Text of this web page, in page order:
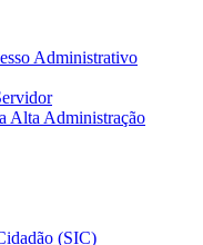
Administrativo
Alta Administração
(SIC)